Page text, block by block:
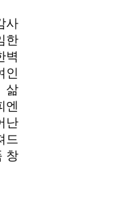
사
한
벽
인
삶
엔
난
드
창